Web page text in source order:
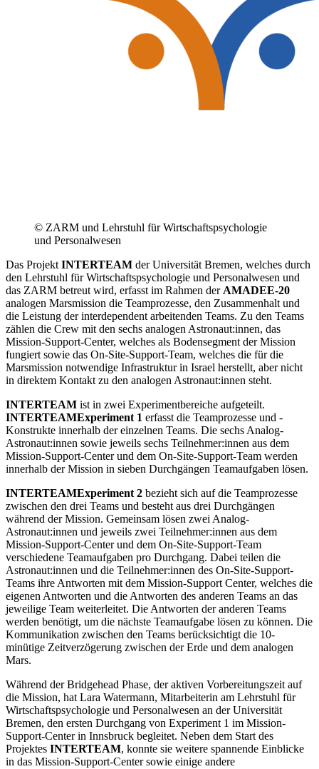
© ZARM und Lehrstuhl für Wirtschaftspsychologie
und Personalwesen
Das Projekt INTERTEAM der Universität Bremen, welches durch
den Lehrstuhl für Wirtschaftspsychologie und Personalwesen und
das ZARM betreut wird, erfasst im Rahmen der AMADEE-20
analogen Marsmission die Teamprozesse, den Zusammenhalt und
die Leistung der interdependent arbeitenden Teams. Zu den Teams
zählen die Crew mit den sechs analogen Astronaut:innen, das
Mission-Support-Center, welches als Bodensegment der Mission
fungiert sowie das On-Site-Support-Team, welches die für die
Marsmission notwendige Infrastruktur in Israel herstellt, aber nicht
in direktem Kontakt zu den analogen Astronaut:innen steht.
INTERTEAM ist in zwei Experimentbereiche aufgeteilt.
INTERTEAMExperiment 1 erfasst die Teamprozesse und -
Konstrukte innerhalb der einzelnen Teams. Die sechs Analog-
Astronaut:innen sowie jeweils sechs Teilnehmer:innen aus dem
Mission-Support-Center und dem On-Site-Support-Team werden
innerhalb der Mission in sieben Durchgängen Teamaufgaben lösen.
INTERTEAMExperiment 2 bezieht sich auf die Teamprozesse
zwischen den drei Teams und besteht aus drei Durchgängen
während der Mission. Gemeinsam lösen zwei Analog-
Astronaut:innen und jeweils zwei Teilnehmer:innen aus dem
Mission-Support-Center und dem On-Site-Support-Team
verschiedene Teamaufgaben pro Durchgang. Dabei teilen die
Astronaut:innen und die Teilnehmer:innen des On-Site-Support-
Teams ihre Antworten mit dem Mission-Support Center, welches die
eigenen Antworten und die Antworten des anderen Teams an das
jeweilige Team weiterleitet. Die Antworten der anderen Teams
werden benötigt, um die nächste Teamaufgabe lösen zu können. Die
Kommunikation zwischen den Teams berücksichtigt die 10-
minütige Zeitverzögerung zwischen der Erde und dem analogen
Mars.
Während der Bridgehead Phase, der aktiven Vorbereitungszeit auf
die Mission, hat Lara Watermann, Mitarbeiterin am Lehrstuhl für
Wirtschaftspsychologie und Personalwesen an der Universität
Bremen, den ersten Durchgang von Experiment 1 im Mission-
Support-Center in Innsbruck begleitet. Neben dem Start des
Projektes INTERTEAM, konnte sie weitere spannende Einblicke
in das Mission-Support-Center sowie einige andere